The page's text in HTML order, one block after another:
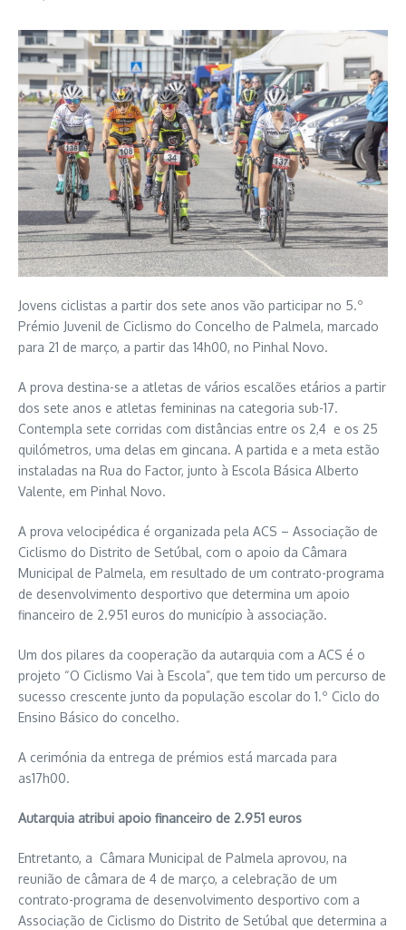
Jovens ciclistas a partir dos sete anos vão participar no 5.º
Prémio Juvenil de Ciclismo do Concelho de Palmela, marcado
para 21 de março, a partir das 14h00, no Pinhal Novo.
A prova destina-se a atletas de vários escalões etários a partir
dos sete anos e atletas femininas na categoria sub-17.
Contempla sete corridas com distâncias entre os 2,4 e os 25
quilómetros, uma delas em gincana. A partida e a meta estão
instaladas na Rua do Factor, junto à Escola Básica Alberto
Valente, em Pinhal Novo.
A prova velocipédica é organizada pela ACS – Associação de
Ciclismo do Distrito de Setúbal, com o apoio da Câmara
Municipal de Palmela, em resultado de um contrato-programa
de desenvolvimento desportivo que determina um apoio
financeiro de 2.951 euros do município à associação.
Um dos pilares da cooperação da autarquia com a ACS é o
projeto “O Ciclismo Vai à Escola”, que tem tido um percurso de
sucesso crescente junto da população escolar do 1.º Ciclo do
Ensino Básico do concelho.
A cerimónia da entrega de prémios está marcada para
as17h00.
Autarquia atribui apoio financeiro de 2.951 euros
Entretanto, a Câmara Municipal de Palmela aprovou, na
reunião de câmara de 4 de março, a celebração de um
contrato-programa de desenvolvimento desportivo com a
Associação de Ciclismo do Distrito de Setúbal que determina a